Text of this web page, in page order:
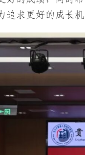
追求更好的成长机